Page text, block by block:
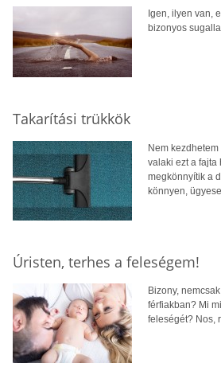
Igen, ilyen van,
bizonyos
Takarítási trükkök
Nem
valaki ezt a fajta
megkönnyítik a
könnyen,
Úristen, terhes a feleségem!
Bizony,
férfiakban? Mi
feleségét? Nos,